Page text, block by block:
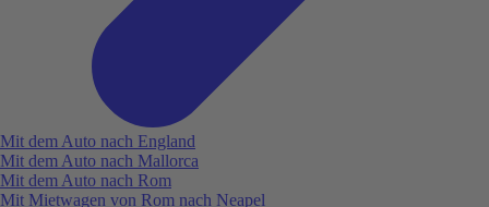
Mit dem Auto nach England
Mit dem Auto nach Mallorca
Mit dem Auto nach Rom
Mit Mietwagen von Rom nach Neapel